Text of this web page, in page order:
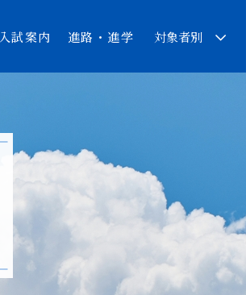
入試案内 進路・進学 対象者別
在校生・保護者の皆様へ
本校での勤務を希望される
方へ